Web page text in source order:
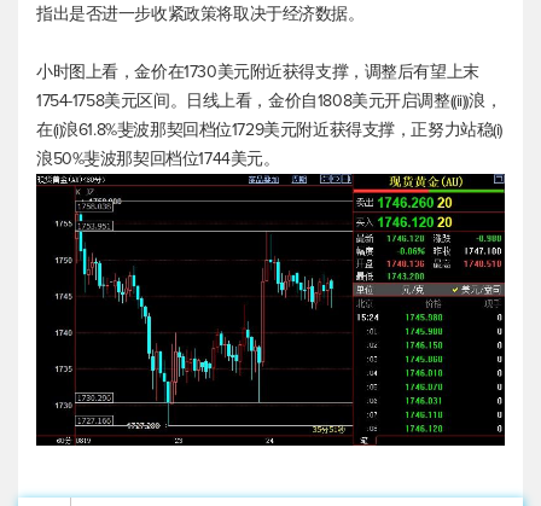
指出是否进一步收紧政策将取决于经济数据。
小时图上看，金价在1730美元附近获得支撑，调整后有望上末
1754-1758美元区间。日线上看，金价自1808美元开启调整((ii))浪，
在(i)浪61.8%斐波那契回档位1729美元附近获得支撑，正努力站稳(i)
浪50%斐波那契回档位1744美元。